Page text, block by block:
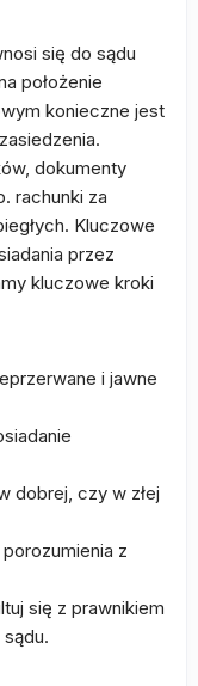
się do sądu
położenie
konieczne jest
dokumenty
rachunki za
Kluczowe
przez
kluczowe kroki
i jawne
dobrej, czy w złej
z
się z prawnikiem